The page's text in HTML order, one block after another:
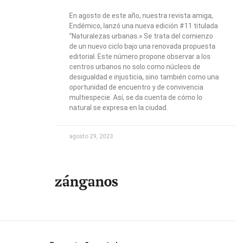
En agosto de este año, nuestra revista amiga,
Endémico, lanzó una nueva edición #11 titulada
“Naturalezas urbanas.» Se trata del comienzo
de un nuevo ciclo bajo una renovada propuesta
editorial. Este número propone observar a los
centros urbanos no solo como núcleos de
desigualdad e injusticia, sino también como una
oportunidad de encuentro y de convivencia
multiespecie. Así, se da cuenta de cómo lo
natural se expresa en la ciudad.
agosto 29, 2023